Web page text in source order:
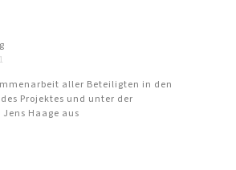
aller Beteiligten in den
Projektes und unter der
Haage aus